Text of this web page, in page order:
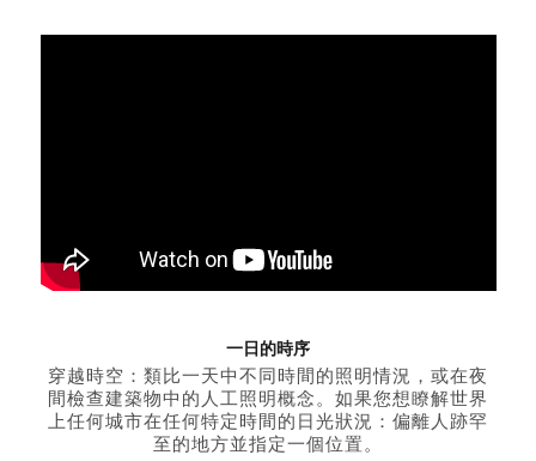
一日的時序
穿越時空：類比一天中不同時間的照明情況，或在夜
間檢查建築物中的人工照明概念。如果您想瞭解世界
上任何城市在任何特定時間的日光狀況：偏離人跡罕
至的地方並指定一個位置。